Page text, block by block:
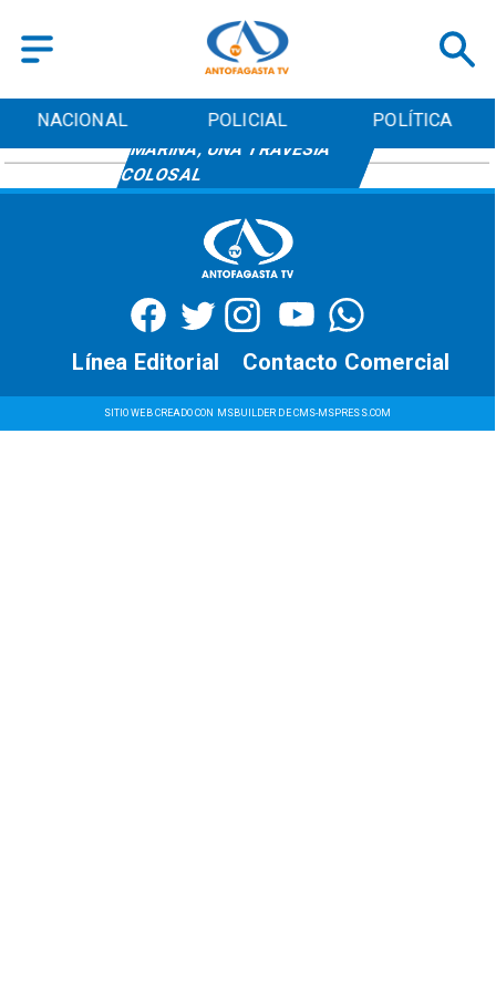
NACIONAL POLICIAL POLÍTICA
MARINA, UNA TRAVESÍA
COLOSAL
SITIO WEB CREADO CON MSBUILDER DE CMS-MSPRESS.COM
Contacto Comercial
Línea Editorial